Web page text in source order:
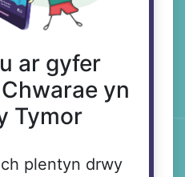
ar gyfer
yn
Tymor
plentyn drwy